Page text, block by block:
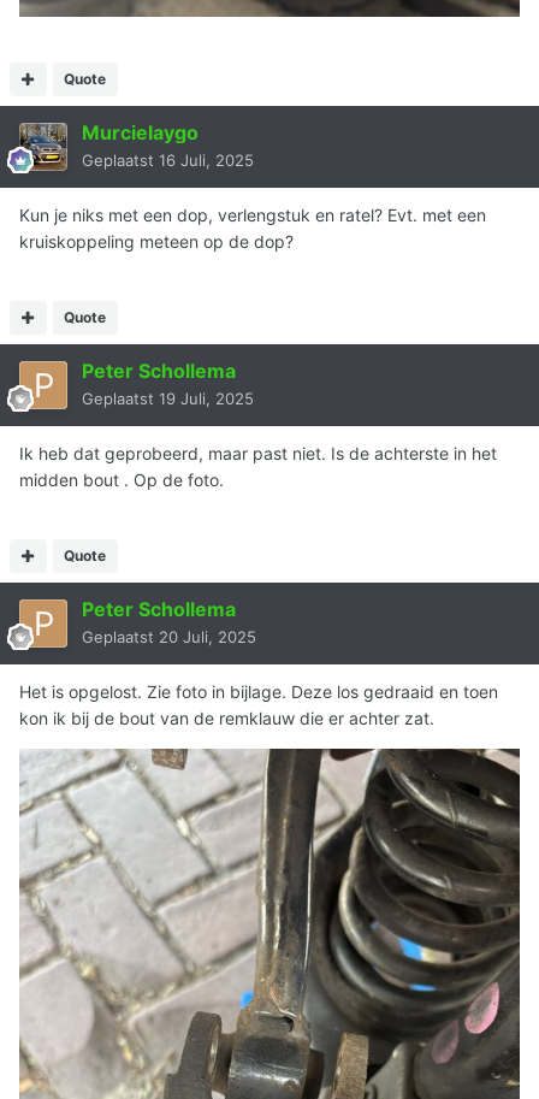
Quote
Murcielaygo
Geplaatst 16 Juli, 2025
Kun je niks met een dop, verlengstuk en ratel? Evt. met een
kruiskoppeling meteen op de dop?
Quote
Peter Schollema
Geplaatst 19 Juli, 2025
Ik heb dat geprobeerd, maar past niet. Is de achterste in het
midden bout . Op de foto.
Quote
Peter Schollema
Geplaatst 20 Juli, 2025
Het is opgelost. Zie foto in bijlage. Deze los gedraaid en toen
kon ik bij de bout van de remklauw die er achter zat.